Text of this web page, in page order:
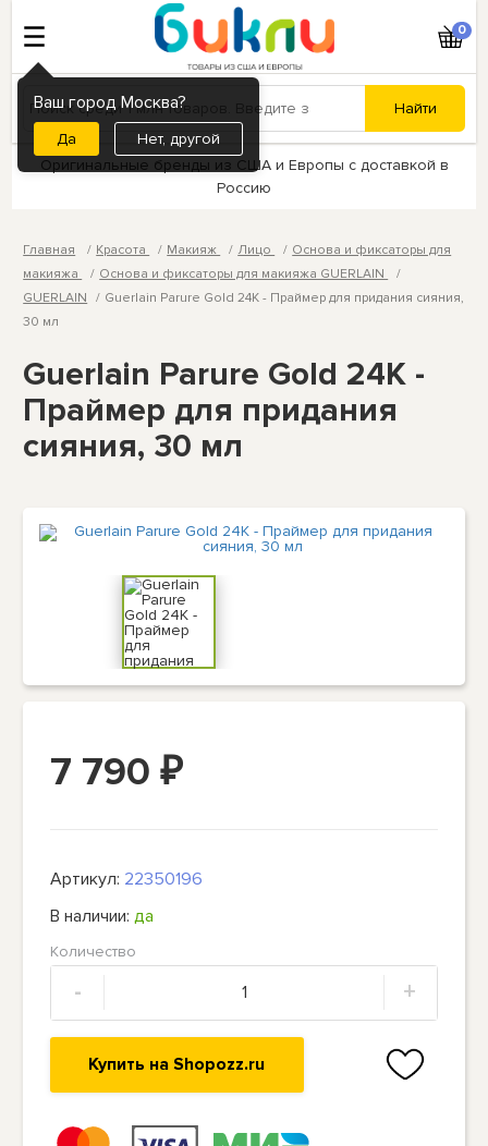
Ваш город Москва?
Нет, другой
0
Оригинальные бренды из США и Европы с доставкой в
Россию
Главная Красота Макияж Лицо
Основа и фиксаторы для
макияжа
Основа и фиксаторы для макияжа GUERLAIN
GUERLAIN
Guerlain Parure Gold 24K - Праймер для придания сияния,
30 мл
Guerlain Parure Gold 24K -
Праймер для придания
сияния, 30 мл
7 790₽
Артикул: 22350196
В наличии:да
Количество
- +
Купить на Shopozz.ru